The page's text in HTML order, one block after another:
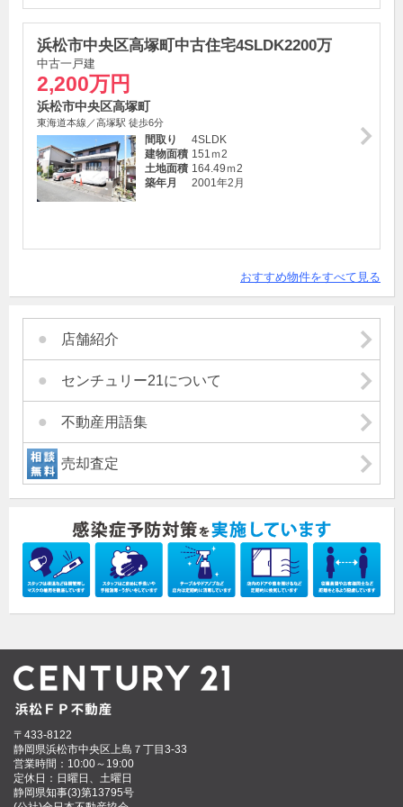
浜松市中央区高塚町中古住宅4SLDK2200万
中古一戸建
2,200万円
浜松市中央区高塚町
東海道本線／高塚駅 徒歩6分
間取り
4SLDK
建物面積 151ｍ2
土地面積 164.49ｍ2
築年月
2001年2月
おすすめ物件をすべて見る
店舗紹介
センチュリー21について
不動産用語集
売却査定
〒433-8122
静岡県浜松市中央区上島７丁目3-33
営業時間：10:00～19:00
定休日：日曜日、土曜日
静岡県知事(3)第13795号